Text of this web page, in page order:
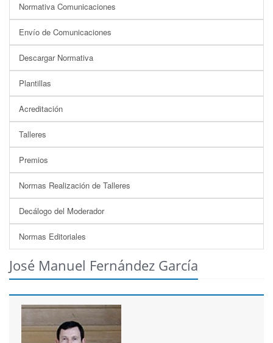
Normativa Comunicaciones
Envío de Comunicaciones
Descargar Normativa
Plantillas
Acreditación
Talleres
Premios
Normas Realización de Talleres
Decálogo del Moderador
Normas Editoriales
José Manuel Fernández García